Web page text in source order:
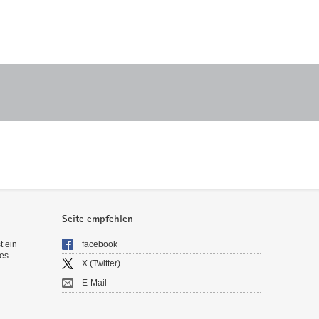
ein
Seite empfehlen
facebook
X (Twitter)
E-Mail